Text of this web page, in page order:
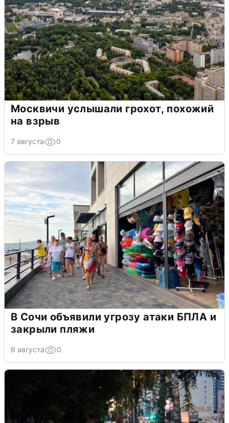
Москвичи услышали грохот, похожий
на взрыв
7 августа 0
В Сочи объявили угрозу атаки БПЛА и
закрыли пляжи
6 августа 0